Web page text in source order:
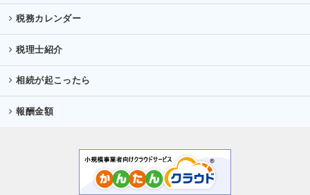
税務カレンダー
税理士紹介
相続が起こったら
報酬金額